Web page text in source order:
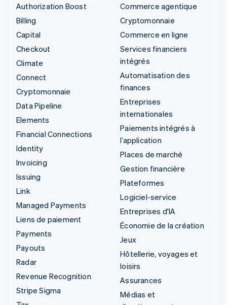
Authorization Boost
Billing
Capital
Checkout
Climate
Connect
Cryptomonnaie
Data Pipeline
Elements
Financial Connections
Identity
Invoicing
Issuing
Link
Managed Payments
Liens de paiement
Payments
Payouts
Radar
Revenue Recognition
Stripe Sigma
Commerce agentique
Cryptomonnaie
Commerce en ligne
Services financiers
intégrés
Automatisation des
finances
Entreprises
internationales
Paiements intégrés à
l’application
Places de marché
Gestion financière
Plateformes
Logiciel-service
Entreprises d'IA
Économie de la création
Jeux
Hôtellerie, voyages et
loisirs
Assurances
Médias et